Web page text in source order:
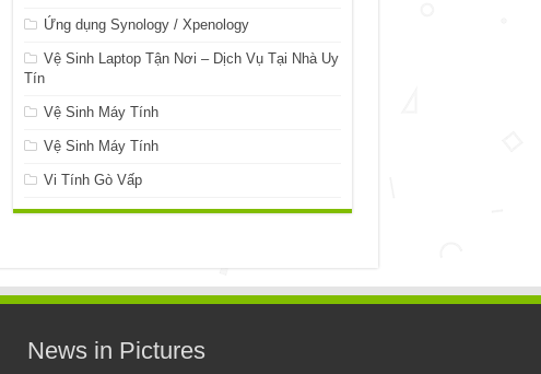
Ứng dụng Synology / Xpenology
Vệ Sinh Laptop Tận Nơi – Dịch Vụ Tại Nhà Uy
Tín
Vệ Sinh Máy Tính
Vệ Sinh Máy Tính
Vi Tính Gò Vấp
News in Pictures